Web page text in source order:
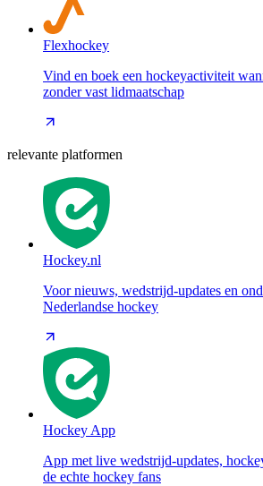
Flexhockey
Vind en boek een hockeyactiviteit
zonder vast lidmaatschap
relevante platformen
Hockey.nl
Voor nieuws, wedstrijd-updates en
Nederlandse hockey
Hockey App
App met live wedstrijd-updates,
de echte hockey fans